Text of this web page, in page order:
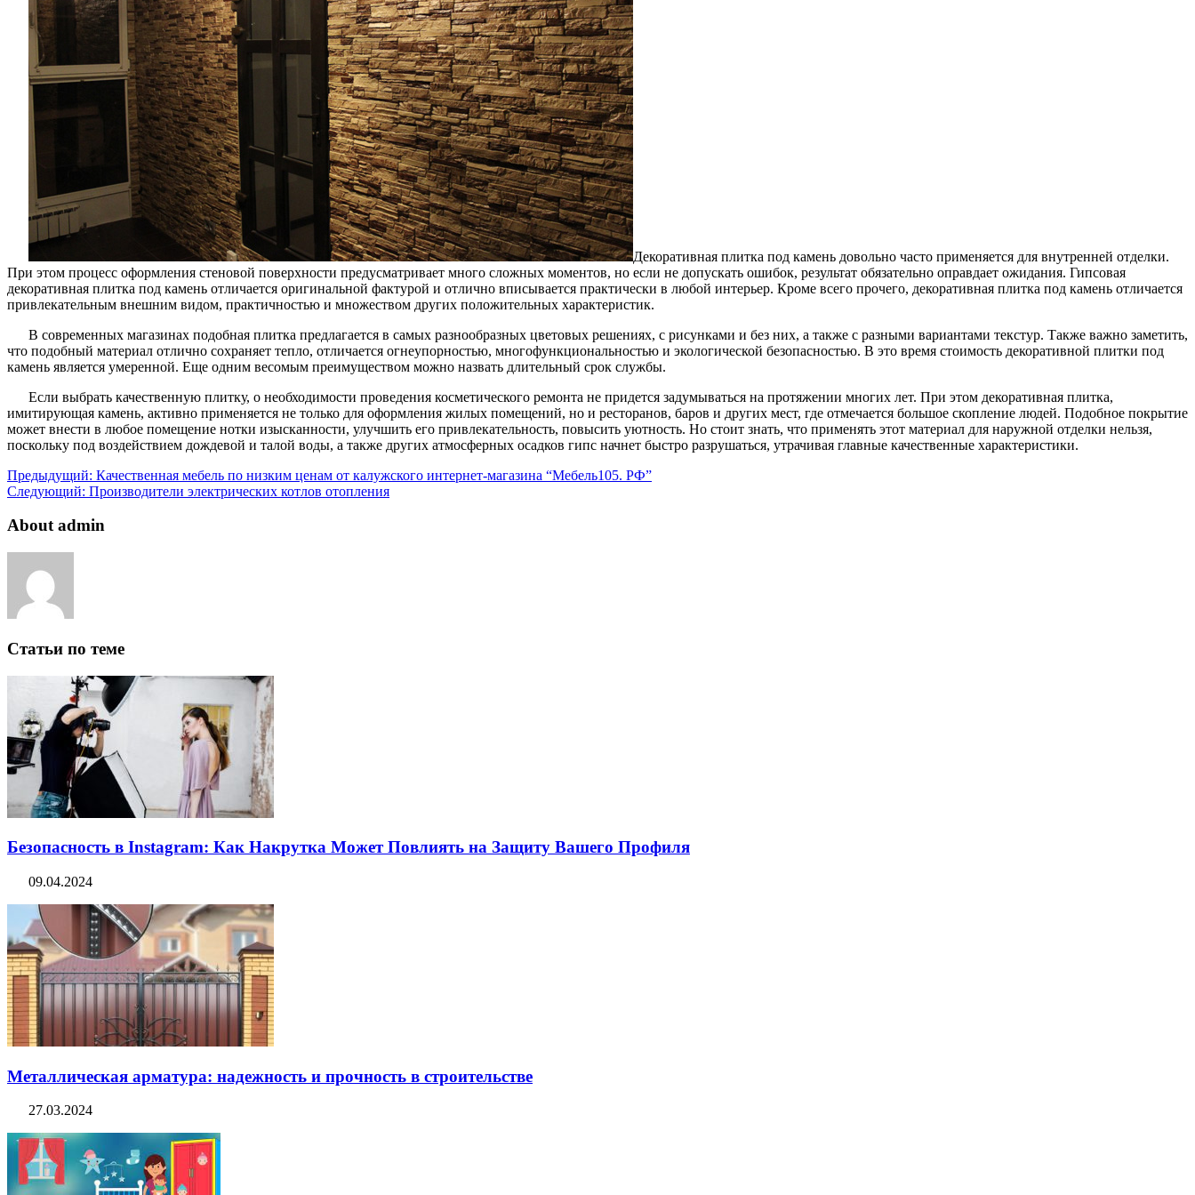
отделки
помещений
Декоративная плитка под камень довольно часто применяется для внутренней отделки.
При этом процесс оформления стеновой поверхности предусматривает много сложных моментов, но если не допускать ошибок, результат обязательно оправдает ожидания. Гипсовая
декоративная плитка под камень отличается оригинальной фактурой и отлично вписывается практически в любой интерьер. Кроме всего прочего, декоративная плитка под камень отличается
привлекательным внешним видом, практичностью и множеством других положительных характеристик.
В современных магазинах подобная плитка предлагается в самых разнообразных цветовых решениях, с рисунками и без них, а также с разными вариантами текстур. Также важно заметить,
что подобный материал отлично сохраняет тепло, отличается огнеупорностью, многофункциональностью и экологической безопасностью. В это время стоимость декоративной плитки под
камень является умеренной. Еще одним весомым преимуществом можно назвать длительный срок службы.
Если выбрать качественную плитку, о необходимости проведения косметического ремонта не придется задумываться на протяжении многих лет. При этом декоративная плитка,
имитирующая камень, активно применяется не только для оформления жилых помещений, но и ресторанов, баров и других мест, где отмечается большое скопление людей. Подобное покрытие
может внести в любое помещение нотки изысканности, улучшить его привлекательность, повысить уютность. Но стоит знать, что применять этот материал для наружной отделки нельзя,
поскольку под воздействием дождевой и талой воды, а также других атмосферных осадков гипс начнет быстро разрушаться, утрачивая главные качественные характеристики.
Предыдущий: Качественная мебель по низким ценам от калужского интернет-магазина “Мебель105. РФ”
Следующий: Производители электрических котлов отопления
About admin
Статьи по теме
Безопасность в Instagram: Как Накрутка Может Повлиять на Защиту Вашего Профиля
09.04.2024
Металлическая арматура: надежность и прочность в строительстве
27.03.2024